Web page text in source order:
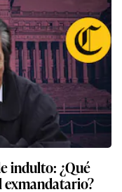
indulto: ¿Qué
a favor del exmandatario?